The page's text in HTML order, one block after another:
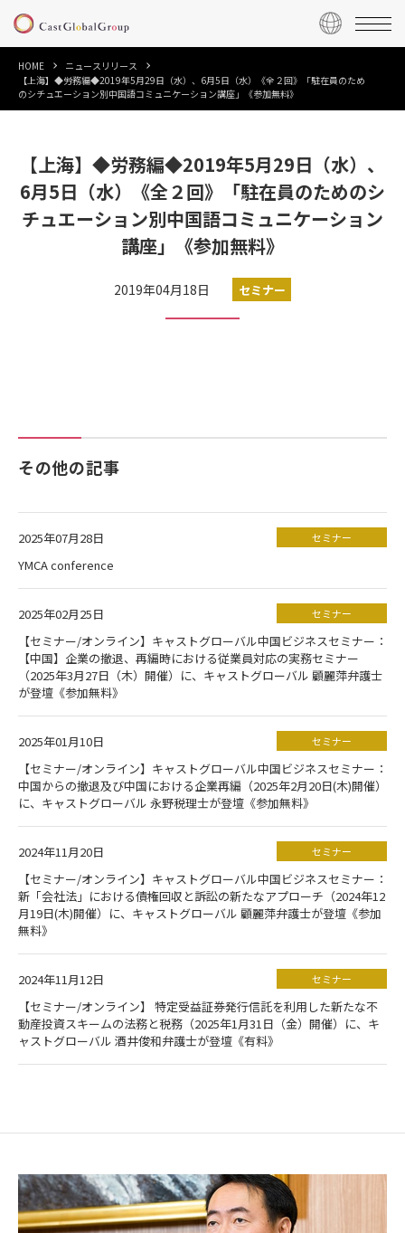
HOME
ニュースリリース
【上海】◆労務編◆2019年5月29日（水）、6月5日（水）《全２回》「駐在員のため
のシチュエーション別中国語コミュニケーション講座」《参加無料》
【上海】◆労務編◆2019年5月29日（水）、
6月5日（水）《全２回》「駐在員のためのシ
チュエーション別中国語コミュニケーション
講座」《参加無料》
2019年04月18日 セミナー
その他の記事
2025年07月28日 セミナー
YMCA conference
2025年02月25日 セミナー
【セミナー/オンライン】キャストグローバル中国ビジネスセミナー：
【中国】企業の撤退、再編時における従業員対応の実務セミナー
（2025年3月27日（木）開催）に、キャストグローバル 顧麗萍弁護士
が登壇《参加無料》
2025年01月10日 セミナー
【セミナー/オンライン】キャストグローバル中国ビジネスセミナー：
中国からの撤退及び中国における企業再編（2025年2月20日(木)開催）
に、キャストグローバル 永野税理士が登壇《参加無料》
2024年11月20日 セミナー
【セミナー/オンライン】キャストグローバル中国ビジネスセミナー：
新「会社法」における債権回収と訴訟の新たなアプローチ（2024年12
月19日(木)開催）に、キャストグローバル 顧麗萍弁護士が登壇《参加
無料》
2024年11月12日 セミナー
【セミナー/オンライン】 特定受益証券発行信託を利用した新たな不
動産投資スキームの法務と税務（2025年1月31日（金）開催）に、キ
ャストグローバル 酒井俊和弁護士が登壇《有料》